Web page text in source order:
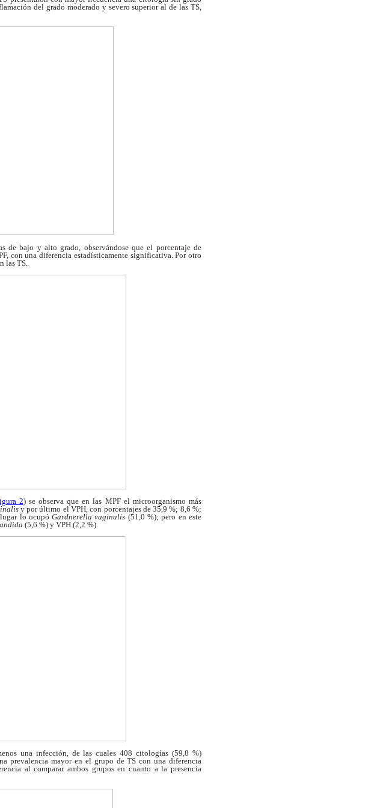
del grado moderado y severo superior al de las TS,
de bajo y alto grado, observándose que el porcentaje de
con una diferencia estadísticamente significativa. Por otro
las TS.
2) se observa que enlas MPF el microorganismo más
y por último el VPH, con porcentajes de 35,9 %; 8,6 %;
lo ocupóGardnerella vaginalis (51,0 %); pero en este
(5,6 %) y VPH (2,2 %).
una infección, de las cuales 408 citologías (59,8 %)
prevalencia mayor en el grupo deTS con una diferencia
al comparar ambos grupos en cuanto a la presencia